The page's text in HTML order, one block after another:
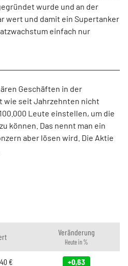
wurde und an der
wert und damit ein Supertanker
einfach nur
Geschäften in der
wie seit Jahrzehnten nicht
Leute einstellen, um die
können. Das nennt man ein
aber lösen wird. Die Aktie
Veränderung
Heute in %
€ +0,63